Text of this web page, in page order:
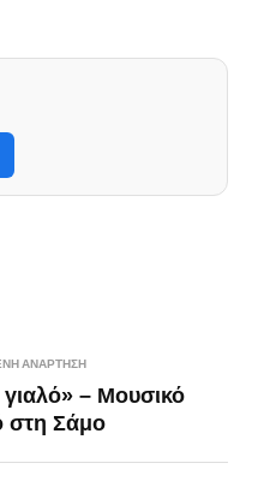
ΑΝΆΡΤΗΣΗ
– Μουσικό
στη Σάμο